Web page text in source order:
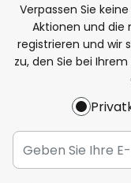
Verpassen Sie
Aktionen und die
registrieren und wir
zu, den Sie bei